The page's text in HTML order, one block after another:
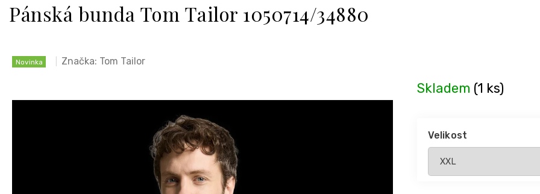
Pánská bunda Tom Tailor 1050714/34880
Novinka Značka: Tom Tailor
Skladem (1 ks)
Velikost